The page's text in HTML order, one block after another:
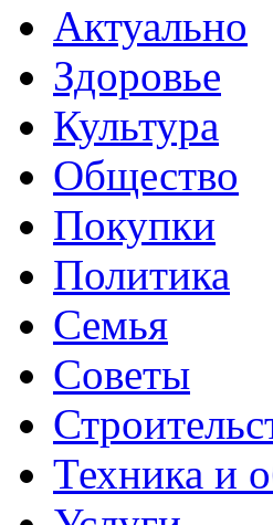
Актуально
Здоровье
Культура
Общество
Покупки
Политика
Семья
Советы
Техника и